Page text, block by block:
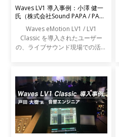
Waves LV1 導入事例：小澤 健一
氏（株式会社Sound PAPA / PAエ
Waves eMotion LV1 / LV1
Classic を導入されたユーザー
の、ライブサウンド現場での活用